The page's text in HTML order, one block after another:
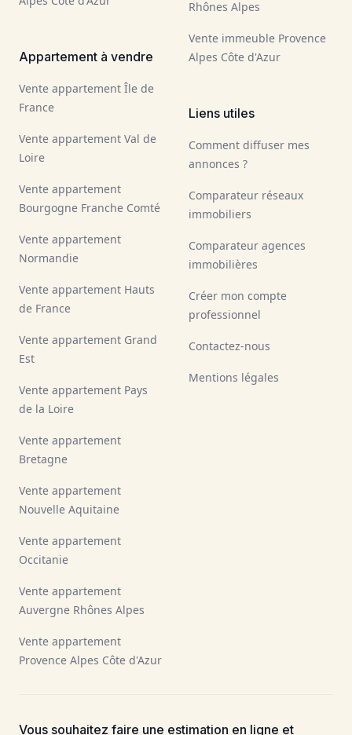
Appartement à vendre
Vente appartement Île de
France
Vente appartement Val de
Loire
Vente appartement
Bourgogne Franche Comté
Vente appartement
Normandie
Vente appartement Hauts
de France
Vente appartement Grand
Est
Vente appartement Pays
de la Loire
Vente appartement
Bretagne
Vente appartement
Nouvelle Aquitaine
Vente appartement
Occitanie
Vente appartement
Auvergne Rhônes Alpes
Vente appartement
Provence Alpes Côte d'Azur
Rhônes Alpes
Vente immeuble Provence
Alpes Côte d'Azur
Liens utiles
Comment diffuser mes
annonces ?
Comparateur réseaux
immobiliers
Comparateur agences
immobilières
Créer mon compte
professionnel
Contactez-nous
Mentions légales
Vous souhaitez faire une estimation en ligne et